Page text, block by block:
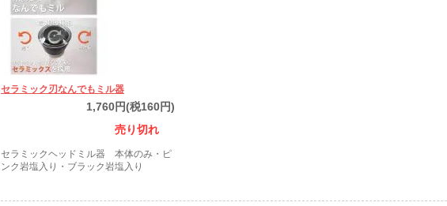
セラミック刃なんでもミル器
1,760円(税160円)
売り切れ
セラミックヘッドミル器 本体のみ・ピ
ンク岩塩入り・ブラック岩塩入り